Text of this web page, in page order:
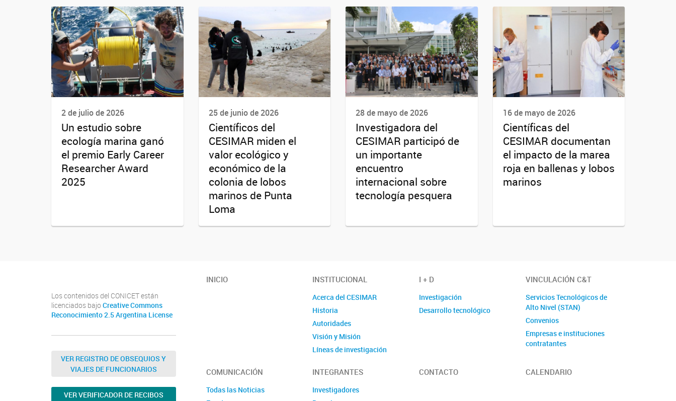
2 de julio de 2026
Un estudio sobre
ecología marina ganó
el premio Early Career
Researcher Award
2025
25 de junio de 2026
Científicos del
CESIMAR miden el
valor ecológico y
económico de la
colonia de lobos
marinos de Punta
Loma
28 de mayo de 2026
Investigadora del
CESIMAR participó de
un importante
encuentro
internacional sobre
tecnología pesquera
16 de mayo de 2026
Científicas del
CESIMAR documentan
el impacto de la marea
roja en ballenas y lobos
marinos
Los contenidos del CONICET están
licenciados bajo Creative Commons
Reconocimiento 2.5 Argentina License
VER REGISTRO DE OBSEQUIOS Y
VIAJES DE FUNCIONARIOS
VER VERIFICADOR DE RECIBOS
INICIO INSTITUCIONAL
Acerca del CESIMAR
Historia
Autoridades
Visión y Misión
Líneas de investigación
I + D
Investigación
Desarrollo tecnológico
VINCULACIÓN C&T
Servicios Tecnológicos de
Alto Nivel (STAN)
Convenios
Empresas e instituciones
contratantes
COMUNICACIÓN
Todas las Noticias
INTEGRANTES
Investigadores
CONTACTO CALENDARIO